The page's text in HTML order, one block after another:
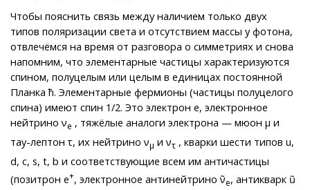
Чтобы пояснить связь между наличием только двух
типов поляризации света и отсутствием массы у фотона,
отвлечёмся на время от разговора о симметриях и снова
напомним, что элементарные частицы характеризуются
спином, полуцелым или целым в единицах постоянной
Планка ћ. Элементарные фермионы (частицы полуцелого
спина) имеют спин 1/2. Это электрон е, электронное
нейтрино νe , тяжёлые аналоги электрона — мюон μ и
тау-лептон τ, их нейтрино νμ и ντ , кварки шести типов u,
d, с, s, t, b и соответствующие всем им античастицы
(позитрон е+, электронное антинейтрино ν̃е, антикварк ũ